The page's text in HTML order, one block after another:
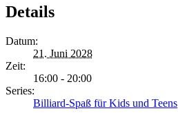
Details
Datum:
21. Juni 2028
Zeit:
16:00 - 20:00
Series:
Billiard-Spaß für Kids und Teens